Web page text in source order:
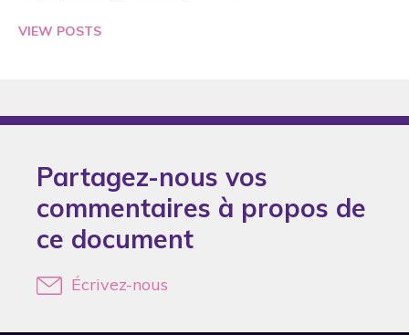
2024
Aarons
Abada
Abbasi
Abbey
VIEW POSTS
Partagez-nous vos
commentaires à propos de
ce document
Écrivez-nous